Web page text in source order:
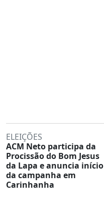
ELEIÇÕES
ACM Neto participa da
Procissão do Bom Jesus
da Lapa e anuncia início
da campanha em
Carinhanha